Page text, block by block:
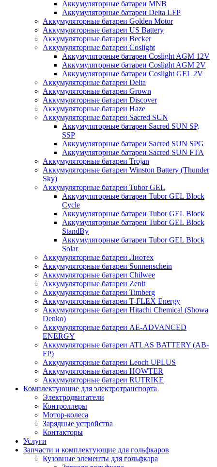
Аккумуляторные батареи MNB
Аккумуляторные батареи Delta LFP
Аккумуляторные батареи Golden Motor
Аккумуляторные батареи US Battery
Аккумуляторные батареи Becker
Аккумуляторные батареи Coslight
Аккумуляторные батареи Coslight AGM 12V
Аккумуляторные батареи Coslight AGM 2V
Аккумуляторные батареи Coslight GEL 2V
Аккумуляторные батареи Delta
Аккумуляторные батареи Grown
Аккумуляторные батареи Discover
Аккумуляторные батареи Haze
Аккумуляторные батареи Sacred SUN
Аккумуляторные батареи Sacred SUN SP,
SSP
Аккумуляторные батареи Sacred SUN SPG
Аккумуляторные батареи Sacred SUN FTA
Аккумуляторные батареи Trojan
Аккумуляторные батареи Winston Battery (Thunder
Sky)
Аккумуляторные батареи Tubor GEL
Аккумуляторные батареи Tubor GEL Block
Cycle
Аккумуляторные батареи Tubor GEL Block
Аккумуляторные батареи Tubor GEL Block
StandBy
Аккумуляторные батареи Tubor GEL Block
Solar
Аккумуляторные батареи Лиотех
Аккумуляторные батареи Sonnenschein
Аккумуляторные батареи Chilwee
Аккумуляторные батареи Zenit
Аккумуляторные батареи Timberg
Аккумуляторные батареи T-FLEX Energy
Аккумуляторные батареи Hitachi Chemical (Showa
Denko)
Аккумуляторные батареи АЕ-ADVANCED
ENERGY
Аккумуляторные батареи ATLAS BATTERY (AB-
FP)
Аккумуляторные батареи Leoch UPLUS
Аккумуляторные батареи HOWTER
Аккумуляторные батареи RUTRIKE
Комплектующие для электротранспорта
Электродвигатели
Контроллеры
Мотор-колеса
Зарядные устройства
Контакторы
Услуги
Запчасти и комплектующие для гольфкаров
Кузовные элементы для гольфкара